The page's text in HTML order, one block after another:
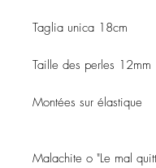
Taglia unica 18cm
Taille des perles 12mm
Montées sur élastique
Malachite o "Le mal